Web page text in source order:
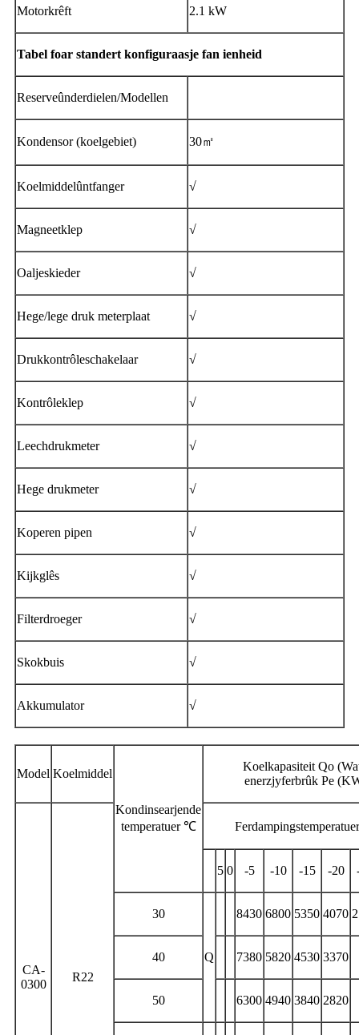
Motorkrêft 2.1 kW
Tabel foar standert konfiguraasje fan ienheid
Reserveûnderdielen/Modellen
Kondensor (koelgebiet) 30㎡
Koelmiddelûntfanger √
Magneetklep √
Oaljeskieder √
Hege/lege druk meterplaat √
Drukkontrôleschakelaar √
Kontrôleklep √
Leechdrukmeter √
Hege drukmeter √
Koperen pipen √
Kijkglês √
Filterdroeger √
Skokbuis √
Akkumulator √
Model Koelmiddel
Kondinsearjende
temperatuer ℃
Koelkapasiteit Qo
enerzjyferbrûk Pe
CA-
0300
R22
5 0 -5 -10 -15 -20
30
Q
8430 6800 5350 4070
40 7380 5820 4530 3370
50 6300 4940 3840 2820